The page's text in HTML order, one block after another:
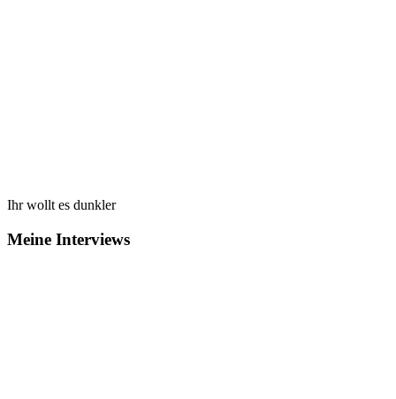
Ihr wollt es dunkler
Meine Interviews